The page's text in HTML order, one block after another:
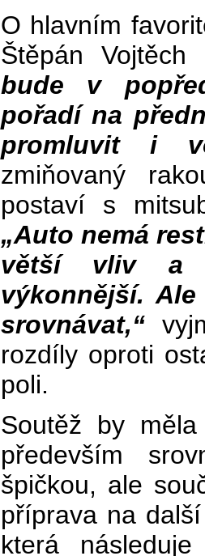
O hlavním
Štěpán
bude v
pořadí na
promluvit i
zmiňovaný
postaví s
„Auto nemá
větší vliv a
výkonnější.
srovnávat,“
rozdíly oproti
poli.
Soutěž by
především
špičkou, ale
příprava na
která